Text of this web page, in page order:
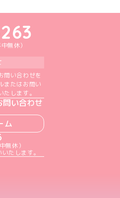
んTikTok公式アカウント
りーみんX公式アカウント
いどりーみんInstagram公式アカウント
めいどりーみんFacebook公式アカウン
めいどりーみんYouTube公式アカ
無休）
問い合わせを
またはお問い
します。
問い合わせ
ム
無休）
たします。